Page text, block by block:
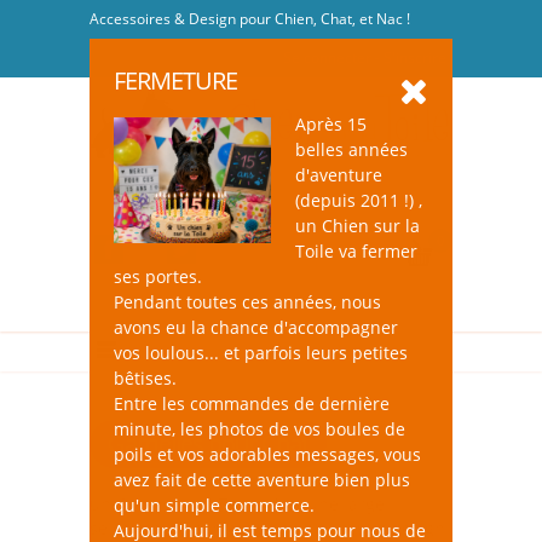
Accessoires & Design pour Chien, Chat, et Nac !
FERMETURE
Après 15
belles années
d'aventure
(depuis 2011 !) ,
un Chien sur la
Toile va fermer
ses portes.
Pendant toutes ces années, nous
avons eu la chance d'accompagner
vos loulous... et parfois leurs petites
bêtises.
Entre les commandes de dernière
minute, les photos de vos boules de
poils et vos adorables messages, vous
avez fait de cette aventure bien plus
qu'un simple commerce.
Aujourd'hui, il est temps pour nous de
Gamelles pour Chat
un Chien sur la Toile, c'est une large
sélection de gamelles astucieuses et design